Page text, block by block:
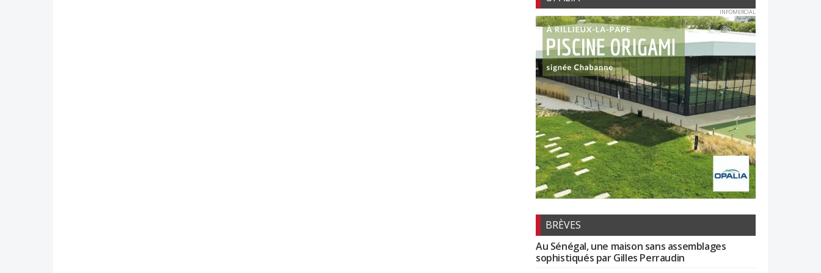
INFOMERCIAL
BRÈVES
Au Sénégal, une maison sans assemblages
sophistiqués par Gilles Perraudin